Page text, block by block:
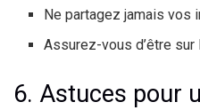
Ne partagez jamais vos
Assurez-vous d’être
6. Astuces pour